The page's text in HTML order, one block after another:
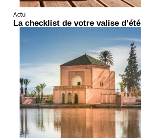
Actu
La checklist de votre valise d’été